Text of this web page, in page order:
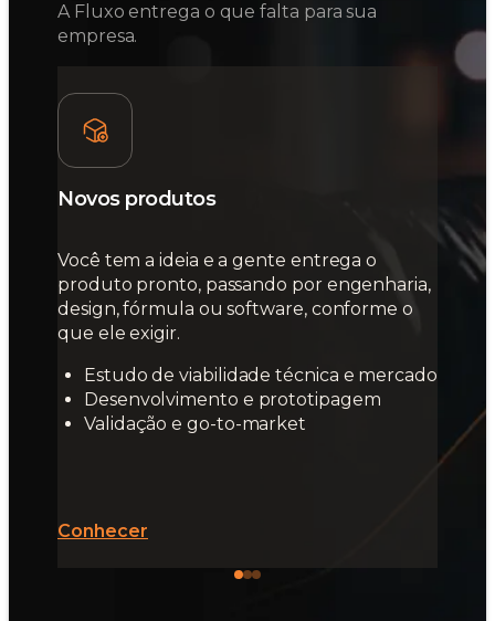
A Fluxo entrega o que falta para sua
empresa.
Novos produtos
Você tem a ideia e a gente entrega o
produto pronto, passando por engenharia,
design, fórmula ou software, conforme o
que ele exigir.
Estudo de viabilidade técnica e mercado
Desenvolvimento e prototipagem
Validação e go-to-market
Conhecer